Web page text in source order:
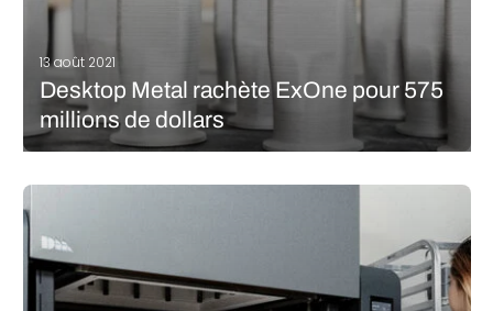
13 août 2021
Desktop Metal rachète ExOne pour 575
millions de dollars
un accord définitif pour que Desktop Metal acquière toutes les
LIRE LA SUITE